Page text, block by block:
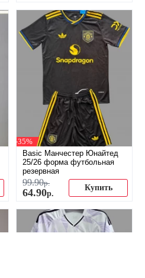
-35%
Basic Манчестер Юнайтед
25/26 форма футбольная
резервная
99.90р.
64.90р.
Купить